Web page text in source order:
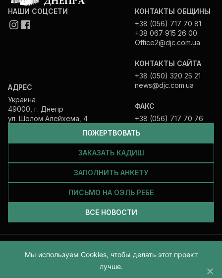
ПОЖЕРТВОВАТЬ
ЗАКАЗАТЬ КАДИШ
ЗАПОЛНИТЬ АНКЕТУ
ПИСЬМО НА ОЭЛЬ РЕБЕ
ВСЕ НОВОСТИ
НАШИ СОЦСЕТИ
АДРЕС
Украина
49000, г. Днепр
ул. Шолом Алейхема, 4
КОНТАКТЫ ОБЩИНЫ
+38 (056) 717 70 81
+38 067 915 26 00
Office2@djc.com.ua
КОНТАКТЫ САЙТА
+38 (050) 320 25 21
news@djc.com.ua
ФАКС
+38 (056) 717 70 76
Все права защищены и принадлежат Еврейской общине Днепра.
2026
Мы используем Cookies, чтобы делать этот проект
лучше.